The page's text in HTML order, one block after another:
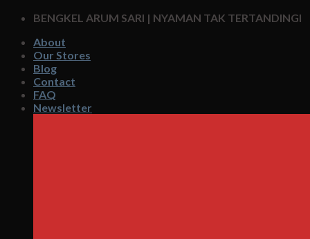
Skip
content
BENGKEL ARUM SARI | NYAMAN TAK TERTANDINGI
About
Our Stores
Blog
Contact
FAQ
Newsletter